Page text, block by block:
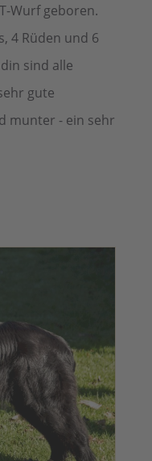
Wurf geboren.
4 Rüden und 6
sind alle
gute
munter - ein sehr